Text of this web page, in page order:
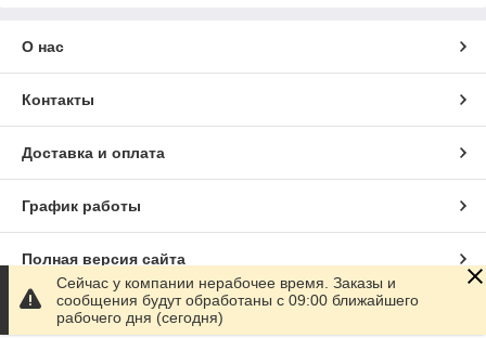
О нас
Контакты
Доставка и оплата
График работы
Полная версия сайта
Сайт создан на маркетплейсе
Сейчас у компании нерабочее время. Заказы и
сообщения будут обработаны с 09:00 ближайшего
рабочего дня (сегодня)